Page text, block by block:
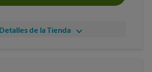
Detalles de la Tienda